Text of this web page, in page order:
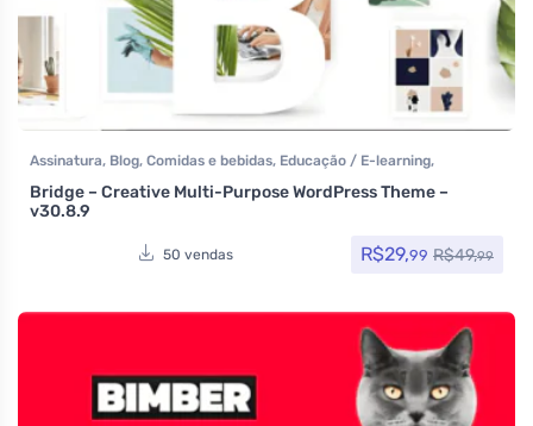
Assinatura, Blog, Comidas e bebidas, Educação / E-learning,
Elementor
Hotel / Viagem, Imobiliária Listagens e diretórios
Virtual MarketPlace Page Builder
Bridge – Creative Multi-Purpose WordPress Theme –
v30.8.9
50 vendas R$29,99 R$49,99